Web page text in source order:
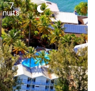
7
nuits